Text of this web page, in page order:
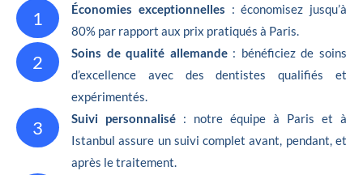
1 Économies exceptionnelles : économisez jusqu’à
80% par rapport aux prix pratiqués à Paris.
2 Soins de qualité allemande: bénéficiez de soins
d’excellence avec des dentistes qualifiés et
expérimentés.
3 Suivi personnalisé : notre équipe à Paris et à
Istanbul assure un suivi complet avant, pendant, et
après le traitement.